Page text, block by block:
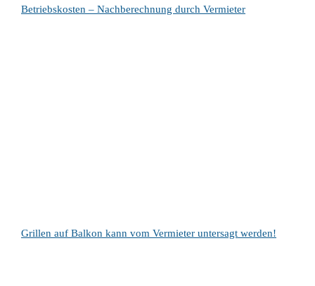
Betriebskosten – Nachberechnung durch Vermieter
Grillen auf Balkon kann vom Vermieter untersagt werden!